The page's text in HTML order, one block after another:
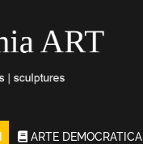
ARTE DEMOCRATICA